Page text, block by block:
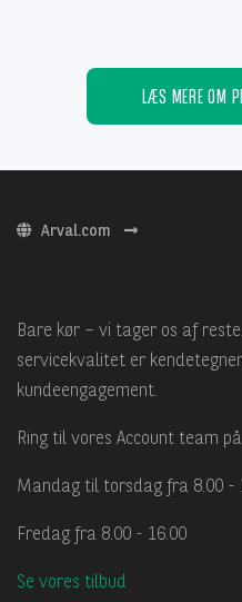
LÆS MERE OM
Arval.com
Bare kør – vi tager os af
servicekvalitet er
kundeengagement.
Ring til vores Account team på
Mandag til torsdag fra 8.00 -
Fredag fra 8.00 - 16.00
Se vores tilbud